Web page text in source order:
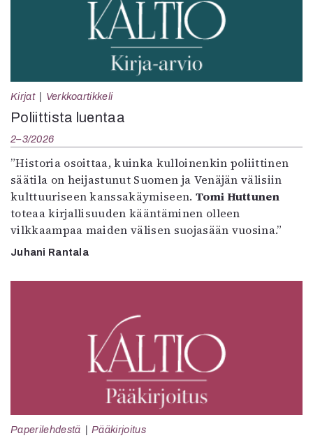
Kirjat Verkkoartikkeli
Poliittista luentaa
2–3/2026
”Historia osoittaa, kuinka kulloinenkin poliittinen
säätila on heijastunut Suomen ja Venäjän välisiin
kulttuuriseen kanssakäymiseen. Tomi Huttunen
toteaa kirjallisuuden kääntäminen olleen
vilkkaampaa maiden välisen suojasään vuosina.”
Juhani Rantala
Paperilehdestä Pääkirjoitus